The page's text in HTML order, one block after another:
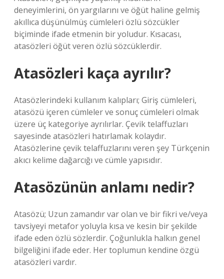
deneyimlerini, ön yargılarını ve öğüt haline gelmiş
akıllıca düşünülmüş cümleleri özlü sözcükler
biçiminde ifade etmenin bir yoludur. Kısacası,
atasözleri öğüt veren özlü sözcüklerdir.
Atasözleri kaça ayrılır?
Atasözlerindeki kullanım kalıpları; Giriş cümleleri,
atasözü içeren cümleler ve sonuç cümleleri olmak
üzere üç kategoriye ayrılırlar. Çevik telaffuzları
sayesinde atasözleri hatırlamak kolaydır.
Atasözlerine çevik telaffuzlarını veren şey Türkçenin
akıcı kelime dağarcığı ve cümle yapısıdır.
Atasözünün anlamı nedir?
Atasözü; Uzun zamandır var olan ve bir fikri ve/veya
tavsiyeyi metafor yoluyla kısa ve kesin bir şekilde
ifade eden özlü sözlerdir. Çoğunlukla halkın genel
bilgeliğini ifade eder. Her toplumun kendine özgü
atasözleri vardır.